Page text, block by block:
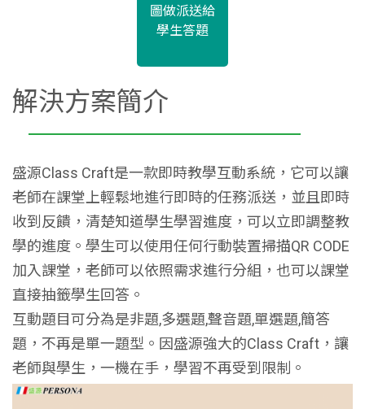
圖做派送給
學生答題
解決方案簡介
盛源Class Craft是一款即時教學互動系統，它可以讓
老師在課堂上輕鬆地進行即時的任務派送，並且即時
收到反饋，清楚知道學生學習進度，可以立即調整教
學的進度。學生可以使用任何行動裝置掃描QR CODE
加入課堂，老師可以依照需求進行分組，也可以課堂
直接抽籤學生回答。
互動題目可分為是非題,多選題,聲音題,單選題,簡答
題，不再是單一題型。因盛源強大的Class Craft，讓
老師與學生，一機在手，學習不再受到限制。